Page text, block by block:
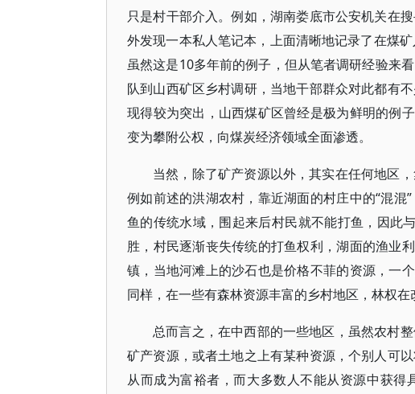
只是村干部介入。例如，湖南娄底市公安机关在
外发现一本私人笔记本，上面清晰地记录了在煤
虽然这是10多年前的例子，但从笔者调研经验来
队到山西矿区乡村调研，当地干部群众对此都有
现得较为突出，山西煤矿区曾经是极为鲜明的例
变为攀附公权，向煤炭经济领域全面渗透。
当然，除了矿产资源以外，其实在任何地区
例如前述的洪湖农村，靠近湖面的村庄中的“混
鱼的传统水域，围起来后村民就不能打鱼，因此
胜，村民逐渐丧失传统的打鱼权利，湖面的渔业
镇，当地河滩上的沙石也是价格不菲的资源，一
同样，在一些有森林资源丰富的乡村地区，林权在
总而言之，在中西部的一些地区，虽然农村
矿产资源，或者土地之上有某种资源，个别人可
从而成为富裕者，而大多数人不能从资源中获